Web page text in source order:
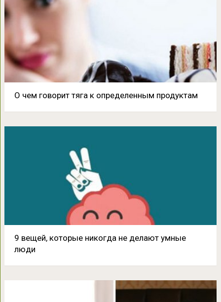
О чем говорит тяга к определенным продуктам
9 вещей, которые никогда не делают умные
люди